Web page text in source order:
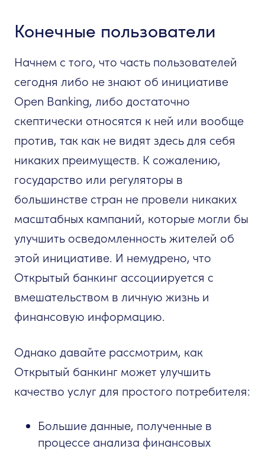
Конечные пользователи
Начнем с того, что часть пользователей
сегодня либо не знают об инициативе
Open Banking, либо достаточно
скептически относятся к ней или вообще
против, так как не видят здесь для себя
никаких преимуществ. К сожалению,
государство или регуляторы в
большинстве стран не провели никаких
масштабных кампаний, которые могли бы
улучшить осведомленность жителей об
этой инициативе. И немудрено, что
Открытый банкинг ассоциируется с
вмешательством в личную жизнь и
финансовую информацию.
Однако давайте рассмотрим, как
Открытый банкинг может улучшить
качество услуг для простого потребителя:
Большие данные, полученные в
процессе анализа финансовых